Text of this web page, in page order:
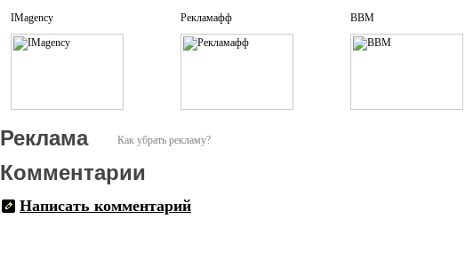
IMagency Рекламафф BBM
Как убрать рекламу?
Реклама
Комментарии
Написать комментарий